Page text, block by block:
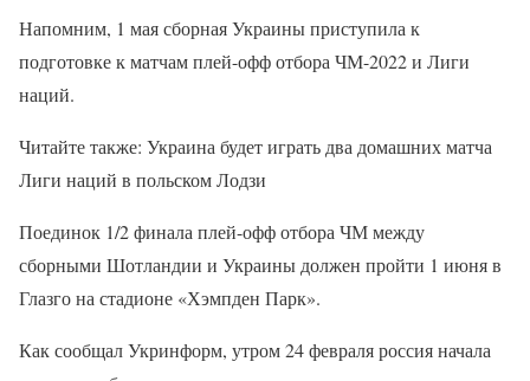
Напомним, 1 мая сборная Украины приступила к
подготовке к матчам плей-офф отбора ЧМ-2022 и Лиги
наций.
Читайте также: Украина будет играть два домашних матча
Лиги наций в польском Лодзи
Поединок 1/2 финала плей-офф отбора ЧМ между
сборными Шотландии и Украины должен пройти 1 июня в
Глазго на стадионе «Хэмпден Парк».
Как сообщал Укринформ, утром 24 февраля россия начала